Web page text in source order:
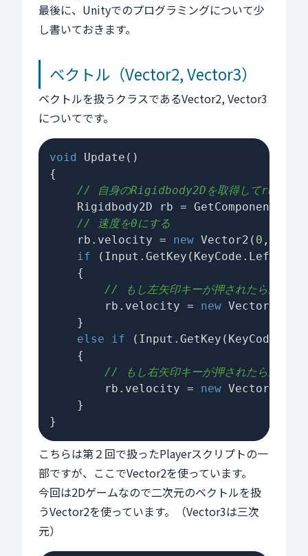
最後に、Unityでのプログラミングについて少
し書いておきます。
ベクトル（Vector2, Vector3）
ベクトルを扱うクラスであるVector2, Vector3
についてです。
void Update ()
{
// 自身のRigidbody2Dを取得してrbに代入
Rigidbody2D rb =
// 速度を0にする
    rb.velocity =
new Vector2( 0 ,
if
    {
// もし左矢印キーが押されたら速度
        rb.velocity =
new Vector2(
    }
else
if
    {
// もし右矢印キーが押されたら速度
        rb.velocity =
new Vector2(
    }
こちらは第２回で扱ったPlayerスクリプトの一
部ですが、ここでVector2を使っています。
今回は2Dゲームなので二次元のベクトルを扱
うVector2を使っています。（Vector3は三次
元）